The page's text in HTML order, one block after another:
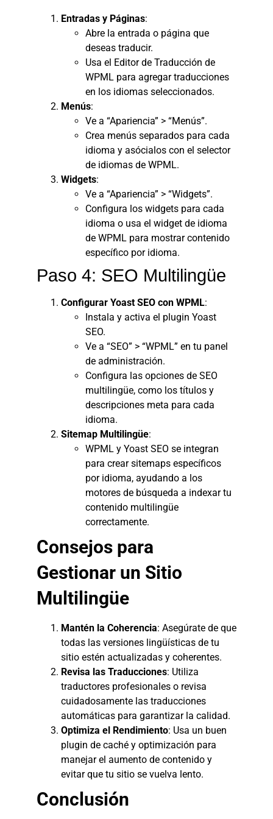
Entradas y Páginas:
Abre la entrada o página que
deseas traducir.
Usa el Editor de Traducción de
WPML para agregar traducciones
en los idiomas seleccionados.
Menús:
Ve a “Apariencia” > “Menús”.
Crea menús separados para cada
idioma y asócialos con el selector
de idiomas de WPML.
Widgets:
Ve a “Apariencia” > “Widgets”.
Configura los widgets para cada
idioma o usa el widget de idioma
de WPML para mostrar contenido
específico por idioma.
Paso 4: SEO Multilingüe
Configurar Yoast SEO con WPML:
Instala y activa el plugin Yoast
SEO.
Ve a “SEO” > “WPML” en tu panel
de administración.
Configura las opciones de SEO
multilingüe, como los títulos y
descripciones meta para cada
idioma.
Sitemap Multilingüe:
WPML y Yoast SEO se integran
para crear sitemaps específicos
por idioma, ayudando a los
motores de búsqueda a indexar tu
contenido multilingüe
correctamente.
Consejos para
Gestionar un Sitio
Multilingüe
Mantén la Coherencia: Asegúrate de que
todas las versiones lingüísticas de tu
sitio estén actualizadas y coherentes.
Revisa las Traducciones: Utiliza
traductores profesionales o revisa
cuidadosamente las traducciones
automáticas para garantizar la calidad.
Optimiza el Rendimiento: Usa un buen
plugin de caché y optimización para
manejar el aumento de contenido y
evitar que tu sitio se vuelva lento.
Conclusión